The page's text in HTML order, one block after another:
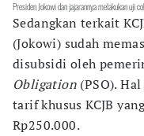
Presiden Jokowi dan jajarannya melakukan uji
Sedangkan terkait
(Jokowi) sudah
disubsidi oleh
Obligation (PSO).
tarif khusus KCJB
Rp250.000.